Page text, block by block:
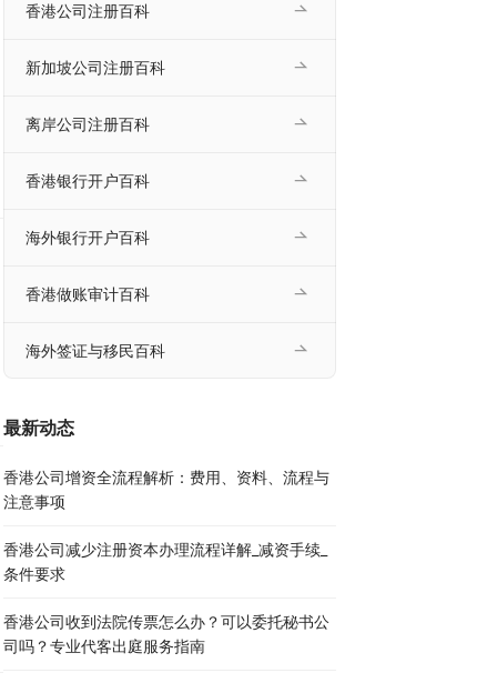
香港公司注册百科
新加坡公司注册百科
离岸公司注册百科
香港银行开户百科
海外银行开户百科
香港做账审计百科
海外签证与移民百科
最新动态
香港公司增资全流程解析：费用、资料、流程与
注意事项
香港公司减少注册资本办理流程详解_减资手续_
条件要求
香港公司收到法院传票怎么办？可以委托秘书公
司吗？专业代客出庭服务指南